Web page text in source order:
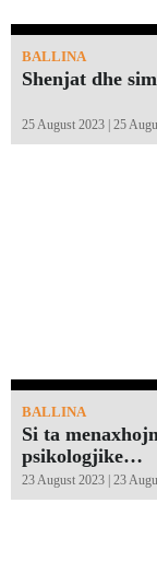
BALLINA
Shenjat dhe
25 August 2023 | 25
BALLINA
Si ta
psikologjike…
23 August 2023 | 23